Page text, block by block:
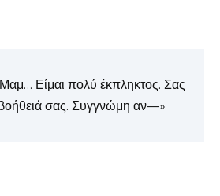
Είμαι πολύ έκπληκτος. Σας
σας. Συγγνώμη αν—»